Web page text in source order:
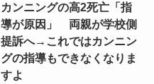
カンニングの高2死亡「指
導が原因」 両親が学校側
提訴へ→これではカンニン
グの指導もできなくなりま
すよ